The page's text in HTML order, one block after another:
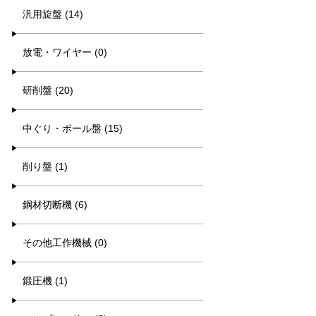
汎用旋盤 (14)
放電・ワイヤー (0)
研削盤 (20)
中ぐり・ボール盤 (15)
削り盤 (1)
鋼材切断機 (6)
その他工作機械 (0)
鍛圧機 (1)